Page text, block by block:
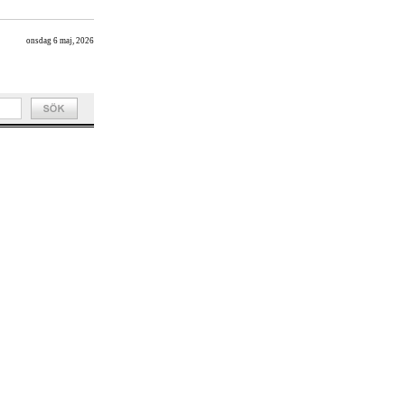
onsdag 6 maj, 2026